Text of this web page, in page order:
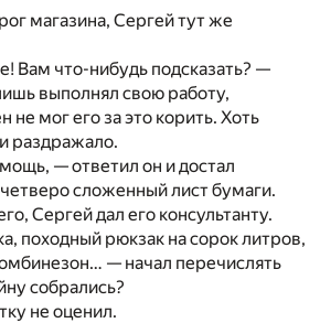
магазина, Сергей тут же
Вам что-нибудь подсказать? —
выполнял свою работу,
мог его за это корить. Хоть
раздражало.
— ответил он и достал
сложенный лист бумаги.
Сергей дал его консультанту.
походный рюкзак на сорок литров,
— начал перечислять
собрались?
не оценил.